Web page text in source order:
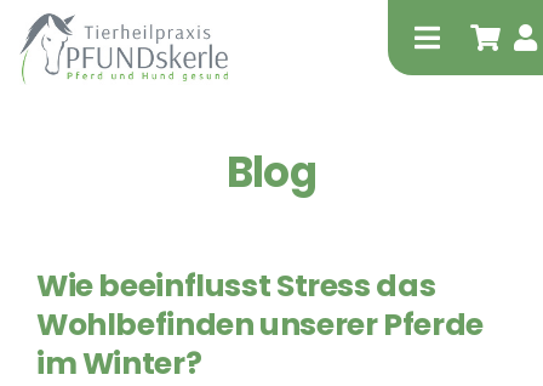
Zum
Inhalt
springen
Toggle
Start
Tierheilpraktische Leistungen – für Pferd
und Hund
Blog
Wie beeinflusst Stress das
Wohlbefinden unserer Pferde
im Winter?